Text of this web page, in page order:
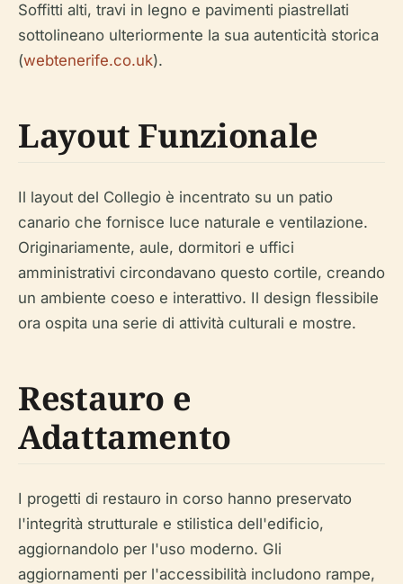
Soffitti alti, travi in legno e pavimenti piastrellati
sottolineano ulteriormente la sua autenticità storica
(webtenerife.co.uk).
Layout Funzionale
Il layout del Collegio è incentrato su un patio
canario che fornisce luce naturale e ventilazione.
Originariamente, aule, dormitori e uffici
amministrativi circondavano questo cortile, creando
un ambiente coeso e interattivo. Il design flessibile
ora ospita una serie di attività culturali e mostre.
Restauro e
Adattamento
I progetti di restauro in corso hanno preservato
l'integrità strutturale e stilistica dell'edificio,
aggiornandolo per l'uso moderno. Gli
aggiornamenti per l'accessibilità includono rampe,